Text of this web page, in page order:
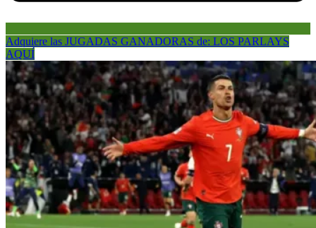
Adquiere las JUGADAS GANADORAS de: LOS PARLAYS
AQUÍ